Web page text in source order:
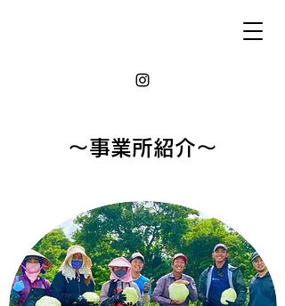
〜​事業所紹介〜